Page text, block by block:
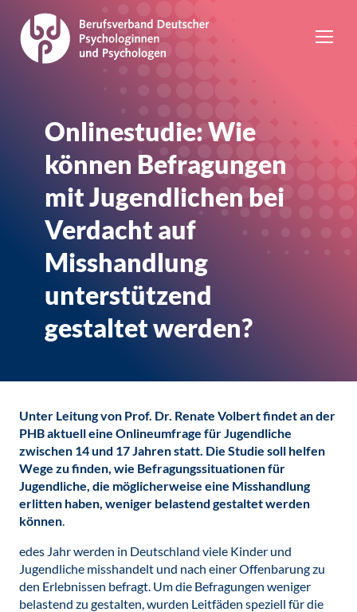
Onlinestudie: Wie
können Befragungen
mit Jugendlichen bei
Verdacht auf
Misshandlung
unterstützend
gestaltet werden?
Unter Leitung von Prof. Dr. Renate Volbert findet an der
PHB aktuell eine Onlineumfrage für Jugendliche
zwischen 14 und 17 Jahren statt. Die Studie soll helfen
Wege zu finden, wie Befragungssituationen für
Jugendliche, die möglicherweise eine Misshandlung
erlitten haben, weniger belastend gestaltet werden
können.
edes Jahr werden in Deutschland viele Kinder und
Jugendliche misshandelt und nach einer Offenbarung zu
den Erlebnissen befragt. Um die Befragungen weniger
belastend zu gestalten, wurden Leitfäden speziell für die